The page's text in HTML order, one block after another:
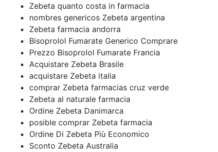
Zebeta quanto costa in farmacia
nombres genericos Zebeta argentina
Zebeta farmacia andorra
Bisoprolol Fumarate Generico Comprare
Prezzo Bisoprolol Fumarate Francia
Acquistare Zebeta Brasile
acquistare Zebeta italia
comprar Zebeta farmacias cruz verde
Zebeta al naturale farmacia
Ordine Zebeta Danimarca
posible comprar Zebeta farmacia
Ordine Di Zebeta Più Economico
Sconto Zebeta Australia